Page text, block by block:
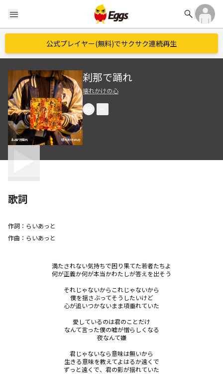
menu search
公式プレイヤー(無料)でサクサク連続再生
刹那で踊れ
壊れかけの心
歌詞
作詞： らいあっと
作曲： らいあっと
満たされない気持ちで困り果てた若者たちよ
何が正義か何が本当かわたしが答えを出そう
それじゃないからこれじゃないから
僕を揺さぶってそうしたいけど
心が追いつかないまま項垂れていた
愛しているのは君のことだけ
なんて言った僕の嘘が憎らしくなる
夜なんて嫌
君じゃないなら意味は無いから
生きる意味を教えてよはるか遠くで
ずっと遠くで、君の影が揺れていた